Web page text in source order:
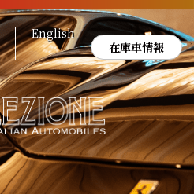
English
在庫車情報